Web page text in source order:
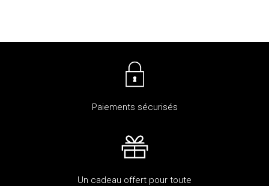
Paiements sécurisés
Un cadeau offert pour toute